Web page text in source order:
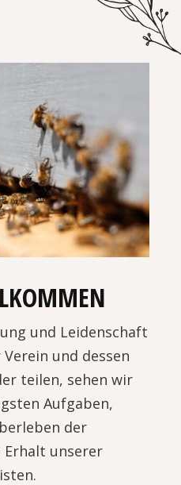
und Leidenschaft
und dessen
teilen, sehen wir
Aufgaben,
der
Erhalt unserer